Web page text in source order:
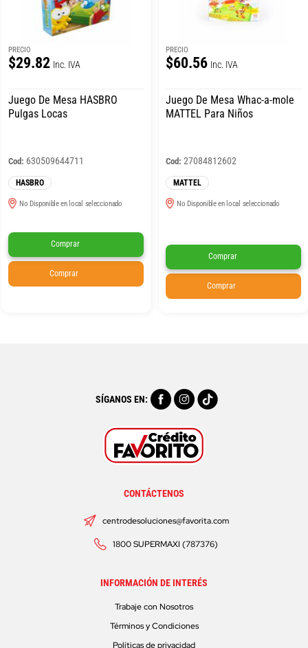
PRECIO
$29.82 Inc. IVA
Juego De Mesa HASBRO
Pulgas Locas
Cod: 630509644711
HASBRO
No Disponible en local seleccionado
Comprar
Comprar
PRECIO
$60.56 Inc. IVA
Juego De Mesa Whac-a-mole
MATTEL Para Niños
Cod: 27084812602
MATTEL
No Disponible en local seleccionado
Comprar
Comprar
SÍGANOS EN:
CONTÁCTENOS
centrodesoluciones@favorita.com
1800 SUPERMAXI (787376)
INFORMACIÓN DE INTERÉS
Trabaje con Nosotros
Términos y Condiciones
Políticas de privacidad